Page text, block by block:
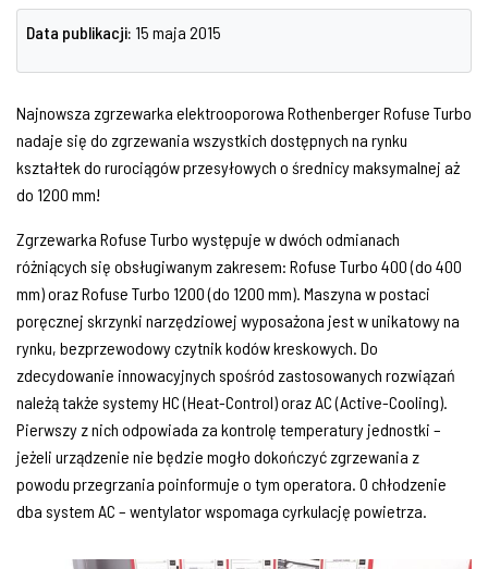
Data publikacji: 15 maja 2015
Najnowsza zgrzewarka elektrooporowa Rothenberger Rofuse Turbo
nadaje się do zgrzewania wszystkich dostępnych na rynku
kształtek do rurociągów przesyłowych o średnicy maksymalnej aż
do 1200 mm!
Zgrzewarka Rofuse Turbo występuje w dwóch odmianach
różniących się obsługiwanym zakresem: Rofuse Turbo 400 (do 400
mm) oraz Rofuse Turbo 1200 (do 1200 mm). Maszyna w postaci
poręcznej skrzynki narzędziowej wyposażona jest w unikatowy na
rynku, bezprzewodowy czytnik kodów kreskowych. Do
zdecydowanie innowacyjnych spośród zastosowanych rozwiązań
należą także systemy HC (Heat-Control) oraz AC (Active-Cooling).
Pierwszy z nich odpowiada za kontrolę temperatury jednostki –
jeżeli urządzenie nie będzie mogło dokończyć zgrzewania z
powodu przegrzania poinformuje o tym operatora. O chłodzenie
dba system AC – wentylator wspomaga cyrkulację powietrza.